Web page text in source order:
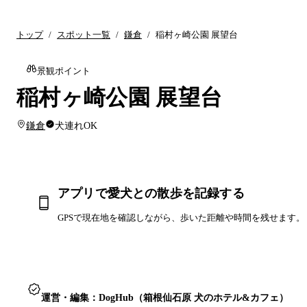
トップ / スポット一覧 / 鎌倉 / 稲村ヶ崎公園 展望台
景観ポイント
稲村ヶ崎公園 展望台
鎌倉 犬連れOK
アプリで愛犬との散歩を記録する
GPSで現在地を確認しながら、歩いた距離や時間を残せます。
運営・編集：DogHub（箱根仙石原 犬のホテル&カフェ）